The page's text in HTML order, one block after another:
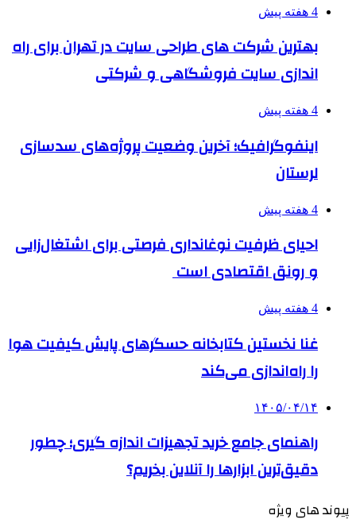
4 هفته پیش
بهترین شرکت های طراحی سایت در تهران برای راه
اندازی سایت فروشگاهی و شرکتی
4 هفته پیش
اینفوگرافیک؛ آخرین وضعیت پروژه‌های سدسازی
لرستان
4 هفته پیش
احیای ظرفیت نوغانداری فرصتی برای اشتغال‌زایی
و رونق اقتصادی است
4 هفته پیش
غنا نخستین کتابخانه حسگرهای پایش کیفیت هوا
را راه‌اندازی می‌کند
۱۴۰۵/۰۴/۱۴
راهنمای جامع خرید تجهیزات اندازه گیری؛ چطور
دقیق‌ترین ابزارها را آنلاین بخریم؟
پیوند های ویژه